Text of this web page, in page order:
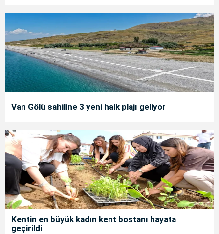
Van Gölü sahiline 3 yeni halk plajı geliyor
Kentin en büyük kadın kent bostanı hayata
geçirildi